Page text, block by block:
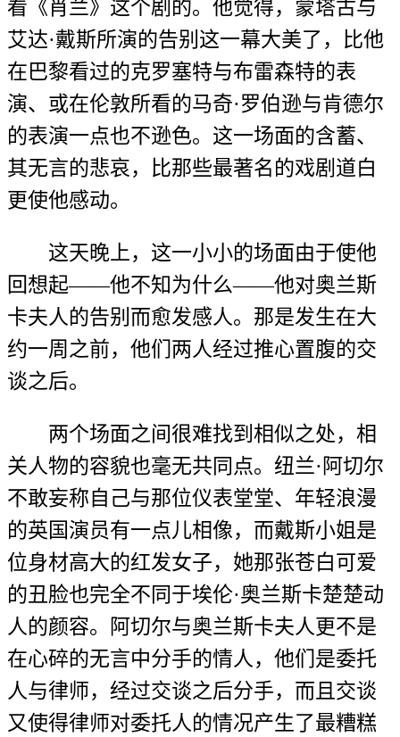
看《肖兰》这个剧的。他觉得，蒙塔古与
艾达·戴斯所演的告别这一幕大美了，比他
在巴黎看过的克罗塞特与布雷森特的表
演、或在伦敦所看的马奇·罗伯逊与肯德尔
的表演一点也不逊色。这一场面的含蓄、
其无言的悲哀，比那些最著名的戏剧道白
更使他感动。
这天晚上，这一小小的场面由于使他
回想起——他不知为什么——他对奥兰斯
卡夫人的告别而愈发感人。那是发生在大
约一周之前，他们两人经过推心置腹的交
谈之后。
两个场面之间很难找到相似之处，相
关人物的容貌也毫无共同点。纽兰·阿切尔
不敢妄称自己与那位仪表堂堂、年轻浪漫
的英国演员有一点儿相像，而戴斯小姐是
位身材高大的红发女子，她那张苍白可爱
的丑脸也完全不同于埃伦·奥兰斯卡楚楚动
人的颜容。阿切尔与奥兰斯卡夫人更不是
在心碎的无言中分手的情人，他们是委托
人与律师，经过交谈之后分手，而且交谈
又使得律师对委托人的情况产生了最糟糕